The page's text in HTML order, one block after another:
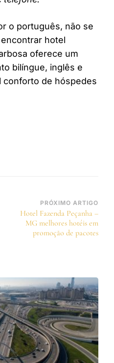
o português, não se
hotel
oferece um
bilíngue, inglês e
conforto de hóspedes
PRÓXIMO ARTIGO
Hotel Fazenda Peçanha –
MG melhores hotéis em
promoção de pacotes